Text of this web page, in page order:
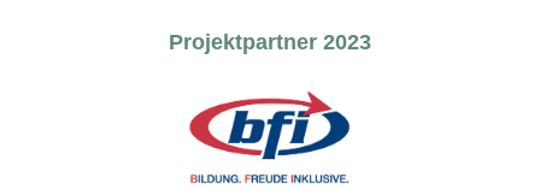
Projektpartner 2023